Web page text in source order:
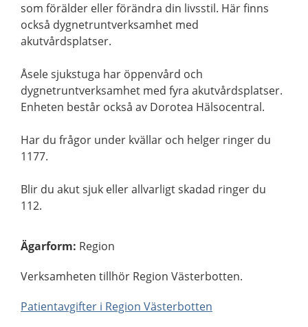
som förälder eller förändra din livsstil. Här finns
också dygnetruntverksamhet med
akutvårdsplatser.
Åsele sjukstuga har öppenvård och
dygnetruntverksamhet med fyra akutvårdsplatser.
Enheten består också av Dorotea Hälsocentral.
Har du frågor under kvällar och helger ringer du
1177.
Blir du akut sjuk eller allvarligt skadad ringer du
112.
Ägarform: Region
Verksamheten tillhör Region Västerbotten.
Patientavgifter i Region Västerbotten